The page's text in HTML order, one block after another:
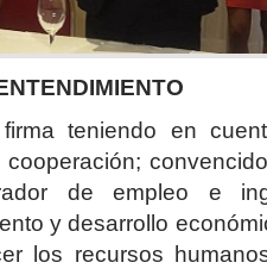
teniendo en
de empleo e
y desarrollo
los recursos